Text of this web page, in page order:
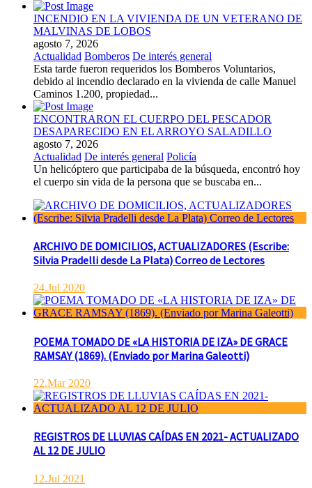
INCENDIO EN LA VIVIENDA DE UN VETERANO DE
MALVINAS DE LOBOS
agosto 7, 2026
Actualidad Bomberos De interés general
Esta tarde fueron requeridos los Bomberos Voluntarios,
debido al incendio declarado en la vivienda de calle Manuel
Caminos 1.200, propiedad...
ENCONTRARON EL CUERPO DEL PESCADOR
DESAPARECIDO EN EL ARROYO SALADILLO
agosto 7, 2026
Actualidad De interés general Policía
Un helicóptero que participaba de la búsqueda, encontró hoy
el cuerpo sin vida de la persona que se buscaba en...
ARCHIVO DE DOMICILIOS, ACTUALIZADORES (Escribe:
Silvia Pradelli desde La Plata) Correo de Lectores
24.Jul 2020
POEMA TOMADO DE «LA HISTORIA DE IZA» DE GRACE
RAMSAY (1869). (Enviado por Marina Galeotti)
22.Mar 2020
REGISTROS DE LLUVIAS CAÍDAS EN 2021- ACTUALIZADO
AL 12 DE JULIO
12.Jul 2021